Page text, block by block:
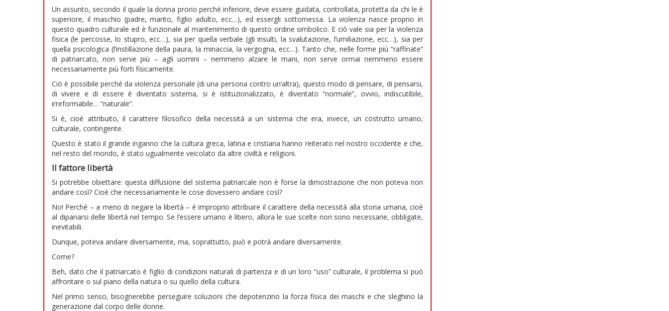
Un assunto, secondo il quale la donna prorio perché inferiore, deve essere guidata, controllata, protetta da chi le è
superiore, il maschio (padre, marito, figlio adulto, ecc…), ed essergli sottomessa. La violenza nasce proprio in
questo quadro culturale ed è funzionale al mantenimento di questo ordine simbolico. E ciò vale sia per la violenza
fisica (le percosse, lo stupro, ecc…), sia per quella verbale (gli insulti, la svalutazione, l’umiliazione, ecc…), sia per
quella psicologica (l’instillazione della paura, la minaccia, la vergogna, ecc…). Tanto che, nelle forme più “raffinate”
di patriarcato, non serve più – agli uomini – nemmeno alzare le mani, non serve ormai nemmeno essere
necessariamente più forti fisicamente.
Ciò è possibile perché da violenza personale (di una persona contro un’altra), questo modo di pensare, di pensarsi,
di vivere e di essere è diventato sistema, si è istituzionalizzato, è diventato “normale”, ovvio, indiscutibile,
irreformabile… “naturale”.
Si è, cioè attribuito, il carattere filosofico della necessità a un sistema che era, invece, un costrutto umano,
culturale, contingente.
Questo è stato il grande inganno che la cultura greca, latina e cristiana hanno reiterato nel nostro occidente e che,
nel resto del mondo, è stato ugualmente veicolato da altre civiltà e religioni.
Il fattore libertà
Si potrebbe obiettare: questa diffusione del sistema patriarcale non è forse la dimostrazione che non poteva non
andare così? Cioè che necessariamente le cose dovessero andare così?
No! Perché – a meno di negare la libertà – è improprio attribuire il carattere della necessità alla storia umana, cioè
al dipanarsi delle libertà nel tempo. Se l’essere umano è libero, allora le sue scelte non sono necessarie, obbligate,
inevitabili.
Dunque, poteva andare diversamente, ma, soprattutto, può e potrà andare diversamente.
Come?
Beh, dato che il patriarcato è figlio di condizioni naturali di partenza e di un loro “uso” culturale, il problema si può
affrontare o sul piano della natura o su quello della cultura.
Nel primo senso, bisognerebbe perseguire soluzioni che depotenzino la forza fisica dei maschi e che sleghino la
generazione dal corpo delle donne.